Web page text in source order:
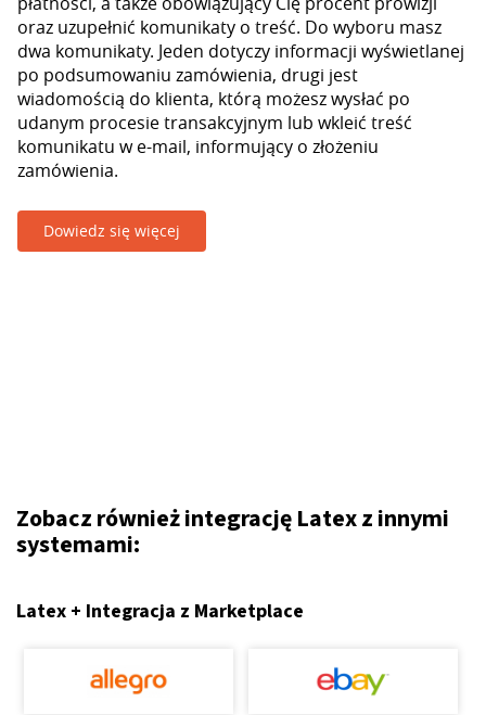
oraz uzupełnić komunikaty o treść. Do wyboru masz
dwa komunikaty. Jeden dotyczy informacji wyświetlanej
po podsumowaniu zamówienia, drugi jest
wiadomością do klienta, którą możesz wysłać po
udanym procesie transakcyjnym lub wkleić treść
komunikatu w e-mail, informujący o złożeniu
zamówienia.
Dowiedz się więcej
Zobacz również integrację Latex z innymi
systemami:
Latex + Integracja z Marketplace